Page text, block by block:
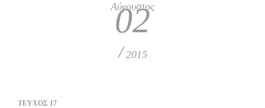
Αύγουστος
02
/ 2015
ΤΕΥΧΟΣ 17